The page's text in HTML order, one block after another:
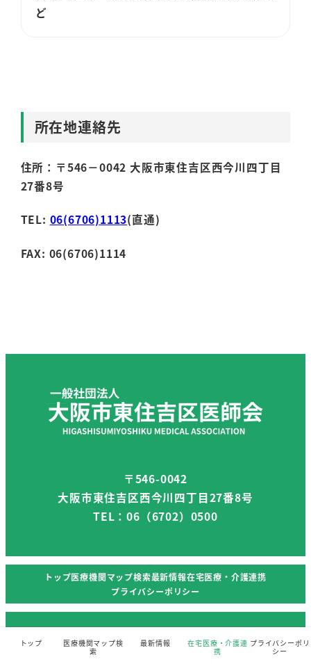
ど
所在地連絡先
住所：〒546－0042 大阪市東住吉区西今川四丁目
27番8号
TEL: 06(6706)1113(直通)
FAX: 06(6706)1114
〒546-0042
大阪市東住吉区西今川四丁目27番8号
TEL：06（6702）0500
トップ医療機関マップ検索最新情報在宅医療・介護連携
プライバシーポリシー
reserved.
トップ
医療機関マップ検
索
最新情報
在宅医療・介護連
携
プライバシーポリ
シー